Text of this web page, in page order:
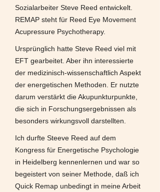
Sozialarbeiter Steve Reed entwickelt.
REMAP steht für Reed Eye Movement
Acupressure Psychotherapy.
Ursprünglich hatte Steve Reed viel mit
EFT gearbeitet. Aber ihn interessierte
der medizinisch-wissenschaftlich Aspekt
der energetischen Methoden. Er nutzte
darum verstärkt die Akupunkturpunkte,
die sich in Forschungsergebnissen als
besonders wirkungsvoll darstellten.
Ich durfte Steeve Reed auf dem
Kongress für Energetische Psychologie
in Heidelberg kennenlernen und war so
begeistert von seiner Methode, daß ich
Quick Remap unbedingt in meine Arbeit